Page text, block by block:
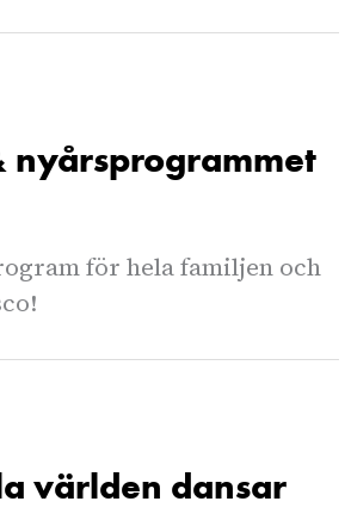
nyårsprogrammet
för hela familjen och
världen dansar